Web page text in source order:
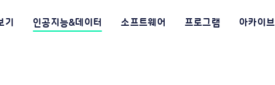
기 인공지능&데이터 소프트웨어 프로그램 아카이브